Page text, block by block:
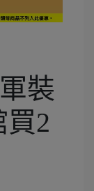
裝
2